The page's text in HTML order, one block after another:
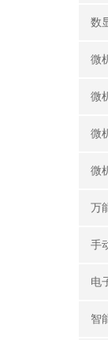
数
微
微
微
微
万
手
电
智